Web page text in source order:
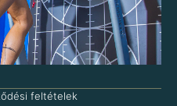
feltételek